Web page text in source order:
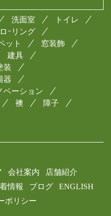
洗面室
トイレ
ｰリング
ット
窓装飾
建具
装
器
ベーション
襖
障子
会社案内
店舗紹介
情報 ブログ
ENGLISH
ポリシー